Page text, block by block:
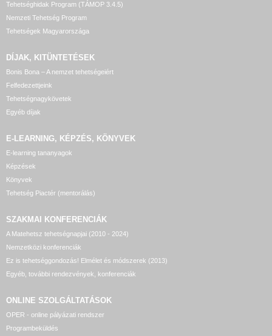
Tehetséghidak Program (TÁMOP 3.4.5)
Nemzeti Tehetség Program
Tehetségek Magyarországa
DÍJAK, KITÜNTETÉSEK
Bonis Bona – A nemzet tehetségeiért
Felfedezettjeink
Tehetségnagykövetek
Egyéb díjak
E-LEARNING, KÉPZÉS, KÖNYVEK
E-learning tananyagok
Képzések
Könyvek
Tehetség Piactér (mentorálás)
SZAKMAI KONFERENCIÁK
A Matehetsz tehetségnapjai (2010 - 2024)
Nemzetközi konferenciák
Ez is tehetséggondozás! Elmélet és módszerek (2013)
Egyéb, további rendezvények, konferenciák
ONLINE SZOLGÁLTATÁSOK
OPER - online pályázati rendszer
Programbeküldés